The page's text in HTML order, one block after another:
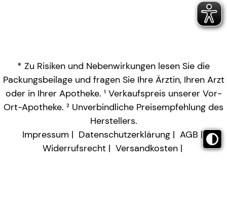
* Zu Risiken und Nebenwirkungen lesen Sie die
Packungsbeilage und fragen Sie Ihre Ärztin, Ihren Arzt
oder in Ihrer Apotheke. ¹ Verkaufspreis unserer Vor-
Ort-Apotheke. ² Unverbindliche Preisempfehlung des
Herstellers.
Impressum
Datenschutzerklärung
AGB
Widerrufsrecht
Versandkosten